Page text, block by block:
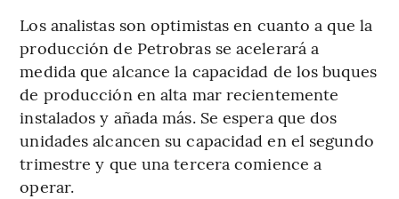
Los analistas son optimistas en cuanto a que la
producción de Petrobras se acelerará a
medida que alcance la capacidad de los buques
de producción en alta mar recientemente
instalados y añada más. Se espera que dos
unidades alcancen su capacidad en el segundo
trimestre y que una tercera comience a
operar.